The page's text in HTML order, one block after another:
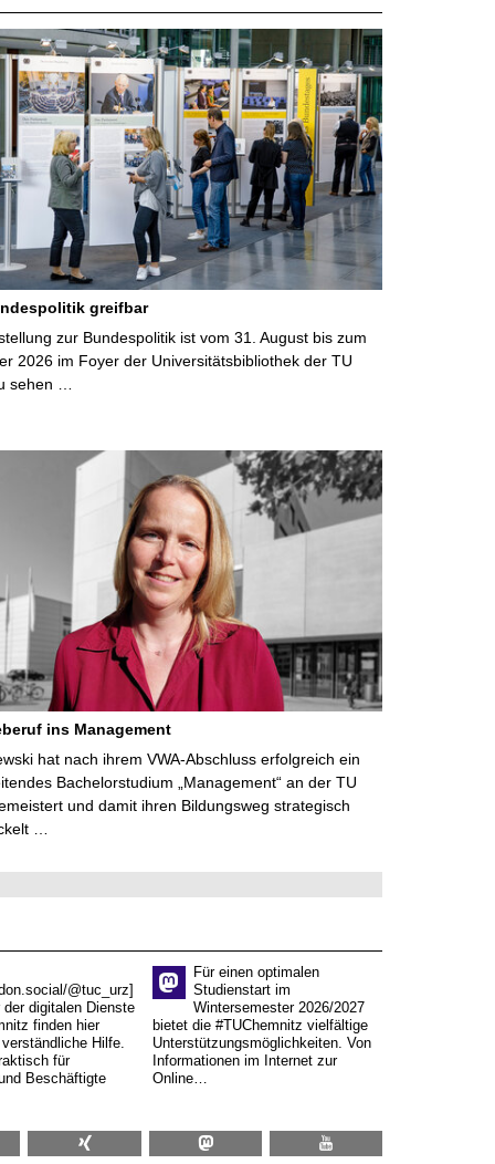
greifbar
zur Bundespolitik ist vom 31. August bis zum
2026 im Foyer der Universitätsbibliothek der TU
sehen …
ins Management
hat nach ihrem VWA-Abschluss erfolgreich ein
Bachelorstudium „Management“ an der TU
und damit ihren Bildungsweg strategisch
…
@tuc_urz]
der digitalen Dienste
finden hier
Hilfe.
für
Beschäftigte
Für einen optimalen
Studienstart im
Wintersemester 2026/2027
bietet die #TUChemnitz vielfältige
Unterstützungsmöglichkeiten. Von
Informationen im Internet zur
Online…